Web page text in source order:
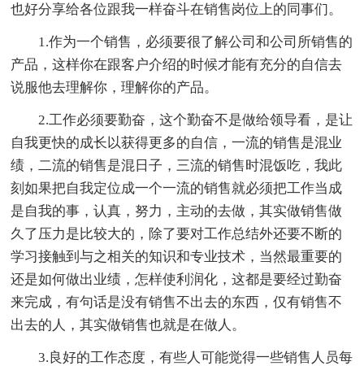
也好分享给各位跟我一样奋斗在销售岗位上的同事们。
1.作为一个销售，必须要很了解公司和公司所销售的
产品，这样你在跟客户介绍的时候才能有充分的自信去
说服他去理解你，理解你的产品。
2.工作必须要勤奋，这个勤奋不是做给领导看，是让
自我更快的成长以获得更多的自信，一流的销售是混业
绩，二流的销售是混日子，三流的销售时混饭吃，我此
刻如果把自我定位成一个一流的销售就必须把工作当成
是自我的事，认真，努力，主动的去做，其实做销售做
久了压力是比较大的，除了要对工作总结外还要不断的
学习接触到与之相关的知识和专业技术，当然最重要的
还是如何做出业绩，怎样使利润化，这都是要经过勤奋
来完成，有句话是没有销售不出去的东西，仅有销售不
出去的人，其实做销售也就是在做人。
3.良好的工作态度，有些人可能觉得一些销售人员每